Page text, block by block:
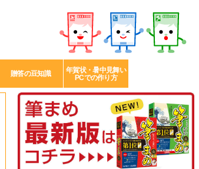
贈答の豆知識
年賀状・暑中見舞い
PCでの作り方